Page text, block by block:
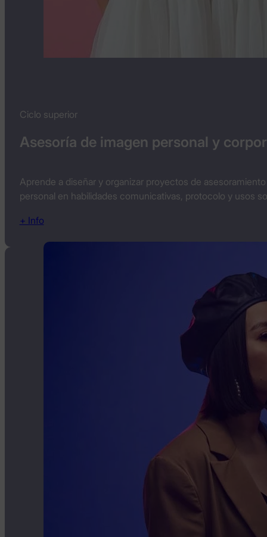
Asesoría de imagen personal y
Ciclo superior
Aprende a diseñar y organizar proyectos de
personal en habilidades comunicativas, protocolo y usos
+ Info